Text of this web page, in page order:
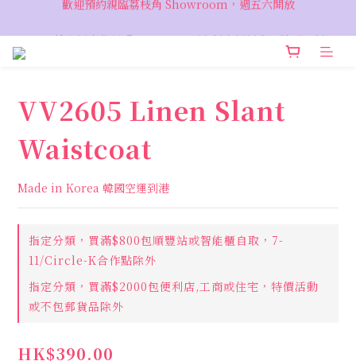
VIP 輸入優惠代碼『VIPSALE』可享折上折優惠，低至78折
VV2605 Linen Slant
Waistcoat
Made in Korea 韓國空運到港
指定分類，買滿$800包順豐站或智能櫃自取，7-
11/Circle-K合作點除外
指定分類，買滿$2000包便利店,工商或住宅，特價活動
或不包郵貨品除外
HK$390.00